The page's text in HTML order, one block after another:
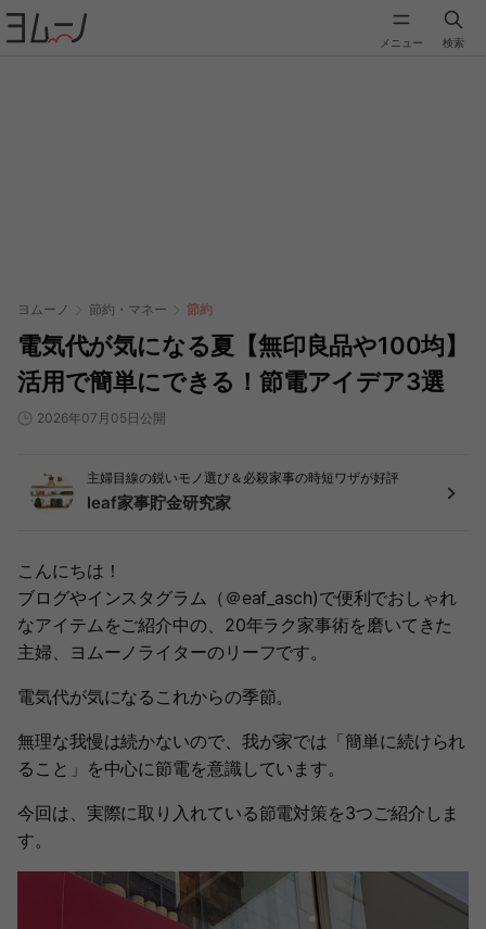
メニュー 検索
ヨムーノ 節約・マネー 節約
電気代が気になる夏【無印良品や100均】
活用で簡単にできる！節電アイデア3選
2026年07月05日公開
主婦目線の鋭いモノ選び＆必殺家事の時短ワザが好評
leaf家事貯金研究家
こんにちは！
ブログやインスタグラム（＠eaf_asch)で便利でおしゃれ
なアイテムをご紹介中の、20年ラク家事術を磨いてきた
主婦、ヨムーノライターのリーフです。
電気代が気になるこれからの季節。
無理な我慢は続かないので、我が家では「簡単に続けられ
ること」を中心に節電を意識しています。
今回は、実際に取り入れている節電対策を3つご紹介しま
す。